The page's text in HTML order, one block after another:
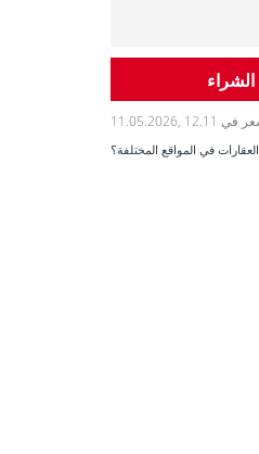
الشراء
في 11.05.2026, 12.11
في المواقع المختلفة؟